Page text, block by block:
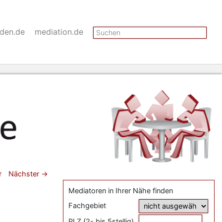
mediation.de Suchen
Nächster →
Mediatoren in Ihrer Nähe finden
Fachgebiet